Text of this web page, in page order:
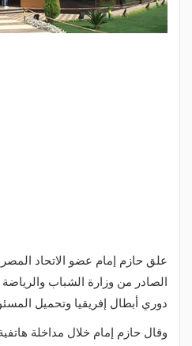
علق حازم إمام عضو الاتحاد
الصادر من وزارة الشباب
دوري أبطال إفريقيا وتحميل
وقال حازم إمام خلال مداخلة